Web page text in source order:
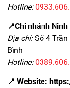
Hotline:
📍Chi nhánh Ninh
Địa chỉ:Số 4 Trần
Bình
Hotline:
📍 Website: